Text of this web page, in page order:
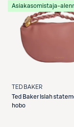
Asiakasomistaja-
TED BAKER
Ted Baker Islah
hobo